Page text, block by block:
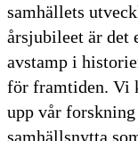
samhällets
årsjubileet är det
avstamp i
för framtiden. Vi
upp vår
samhällsnytta